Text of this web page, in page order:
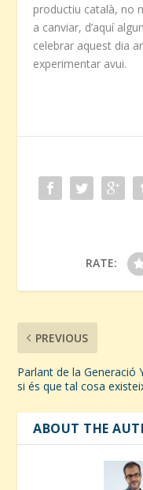
productiu català, no
a canviar, d’aquí
celebrar aquest dia
experimentar avui.
RATE:
PREVIOUS
Parlant de la Generació
si és que tal cosa
ABOUT THE